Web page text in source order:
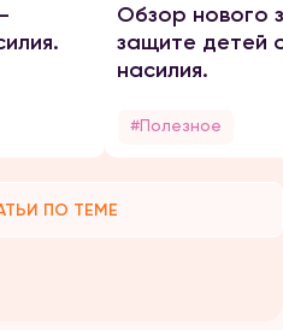
Обзор нового
защите детей
насилия.
#Полезное
ПО ТЕМЕ